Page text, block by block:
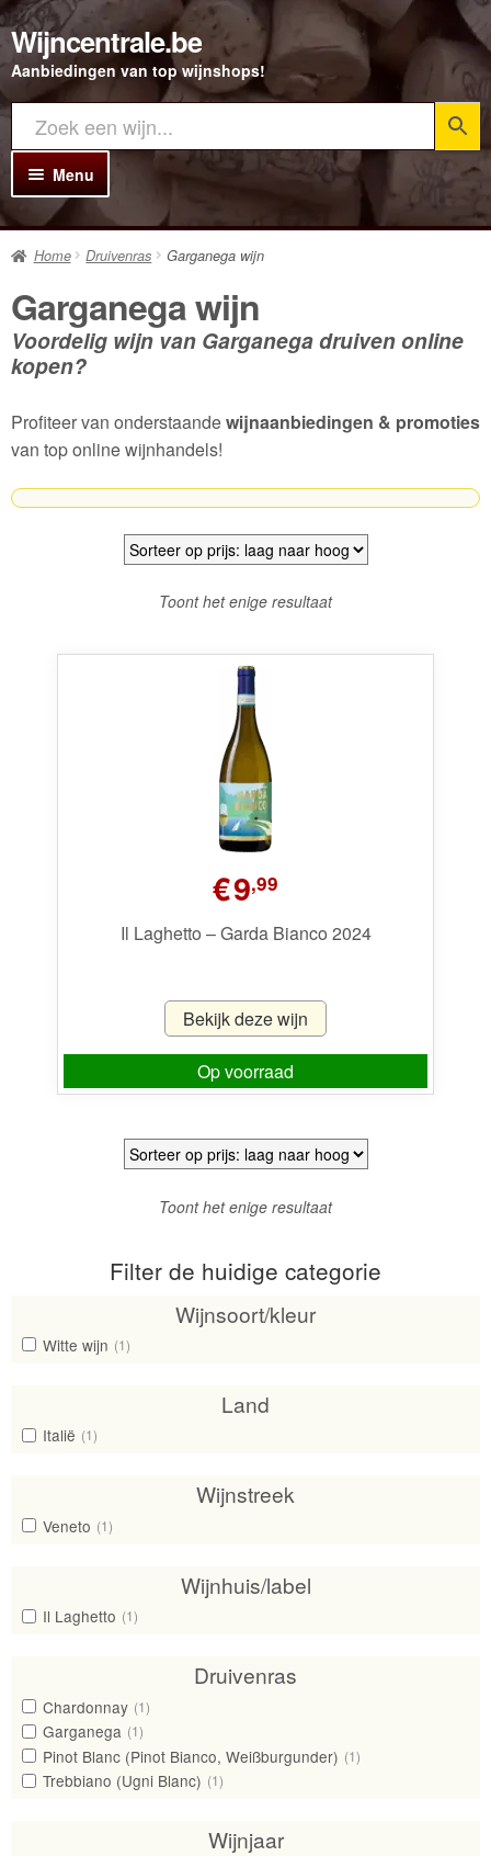
Ga
door
naar
navigatie
Ga
direct
naar
inhoud
Wijncentrale.be
Aanbiedingen van top wijnshops!
Menu
Home
Alle Wijnen
Rode wijn
Witte wijn
Bubbels
Porto
Wijnpakketten
Cadeaubonnen
Home Druivenras Garganega wijn
Garganega wijn
Voordelig wijn van Garganega druiven online
kopen?
Profiteer van onderstaandewijnaanbiedingen & promoties
van top online wijnhandels!
Toont het enige resultaat
€9,99
Il Laghetto – Garda Bianco 2024
Bekijk deze wijn
Op voorraad
Toont het enige resultaat
Filter de huidige categorie
Wijnsoort/kleur
Witte wijn (1)
Land
Italië (1)
Wijnstreek
Veneto (1)
Wijnhuis/label
Il Laghetto (1)
Druivenras
Chardonnay (1)
Garganega (1)
Pinot Blanc (Pinot Bianco, Weißburgunder) (1)
Trebbiano (Ugni Blanc) (1)
Wijnjaar